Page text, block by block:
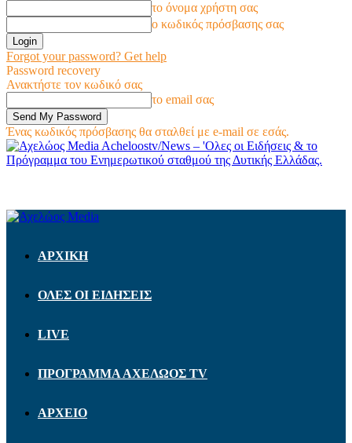
το όνομα χρήστη σας
ο κωδικός πρόσβασης σας
Forgot your password? Get help
Password recovery
Ανακτήστε τον κωδικό σας
το email σας
Ένας κωδικός πρόσβασης θα σταλθεί με e-mail σε εσάς.
Acheloostv/News – 'Ολες οι Ειδήσεις & το
Πρόγραμμα του Ενημερωτικού σταθμού της Δυτικής Ελλάδας.
ΑΡΧΙΚΗ
ΟΛΕΣ ΟΙ ΕΙΔΗΣΕΙΣ
LIVE
ΠΡΟΓΡΑΜΜΑ ΑΧΕΛΩΟΣ TV
ΑΡΧΕΙΟ